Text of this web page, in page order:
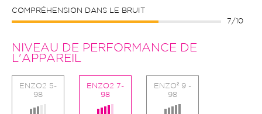
COMPRÉHENSION DANS LE BRUIT
7/10
NIVEAU DE PERFORMANCE DE
L'APPAREIL
ENZO2 5-
98
ENZO2 7-
98
ENZO² 9 -
98